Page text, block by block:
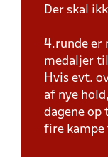
Der skal
4.runde er
medaljer
Hvis evt.
af nye
dagene op
fire kampe